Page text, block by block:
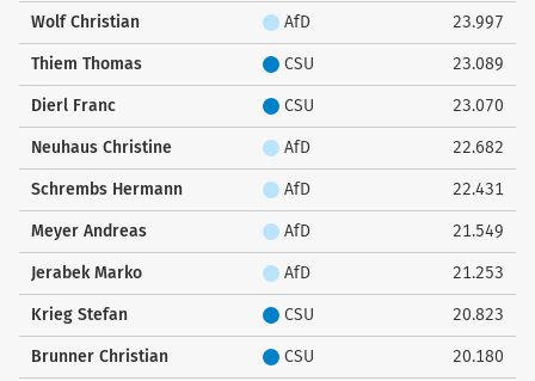
Wolf Christian AfD 23.997
Thiem Thomas CSU 23.089
Dierl Franc CSU 23.070
Neuhaus Christine AfD 22.682
Schrembs Hermann AfD 22.431
Meyer Andreas AfD 21.549
Jerabek Marko AfD 21.253
Krieg Stefan CSU 20.823
Brunner Christian CSU 20.180